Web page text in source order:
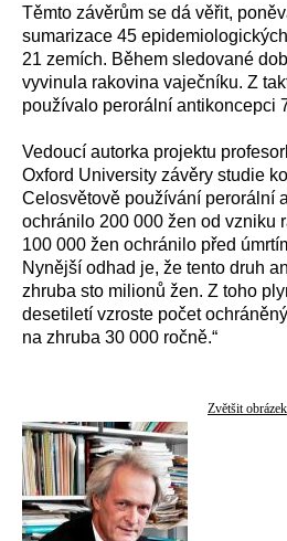
Těmto závěrům se dá věřit,
sumarizace 45
21 zemích. Během sledované
vyvinula rakovina vaječníku. Z
používalo perorální antikoncepci
Vedoucí autorka projektu
Oxford University závěry studie
Celosvětově používání perorální
ochránilo 200 000 žen od vzniku
100 000 žen ochránilo před
Nynější odhad je, že tento druh
zhruba sto milionů žen. Z toho
desetiletí vzroste počet
na zhruba 30 000 ročně.“
Zvětšit obrázek